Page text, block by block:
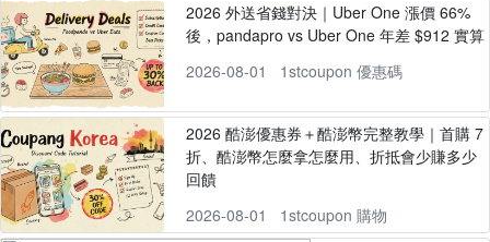
2026 外送省錢對決｜Uber One 漲價 66%
後，pandapro vs Uber One 年差 $912 實算
2026-08-01
1stcoupon 優惠碼
2026 酷澎優惠券＋酷澎幣完整教學｜首購 7
折、酷澎幣怎麼拿怎麼用、折抵會少賺多少
回饋
2026-08-01
1stcoupon 購物